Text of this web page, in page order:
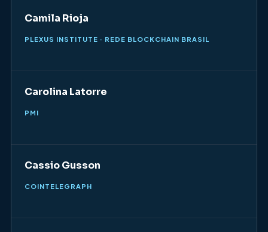
Camila Rioja
PLEXUS INSTITUTE · REDE BLOCKCHAIN BRASIL
Carolina Latorre
PMI
Cassio Gusson
COINTELEGRAPH